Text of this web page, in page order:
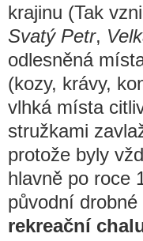
krajinu (Tak
Svatý Petr,
odlesněná
(kozy, krávy,
vlhká místa
stružkami
protože byly
hlavně po roce
původní
rekreační